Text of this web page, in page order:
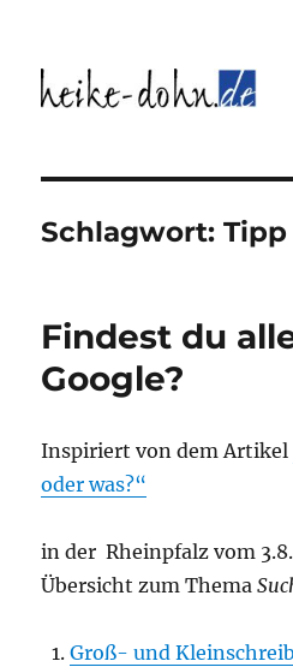
Schlagwort:Tipp
Findest du
Google?
Inspiriert von dem Artikel
oder was?“
in der Rheinpfalz vom
Übersicht zum Thema
Groß- und